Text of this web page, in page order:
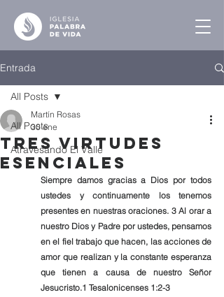
Entrada
All Posts
Atravesando El Valle
All Posts
Tres Virtudes
Esenciales
Martín Rosas
30 ene
Siempre damos gracias a Dios por todos
ustedes y continuamente los tenemos
presentes en nuestras oraciones. 3 Al orar a
nuestro Dios y Padre por ustedes, pensamos
en el fiel trabajo que hacen, las acciones de
amor que realizan y la constante esperanza
que tienen a causa de nuestro Señor
Jesucristo.1 Tesalonicenses 1:2-3